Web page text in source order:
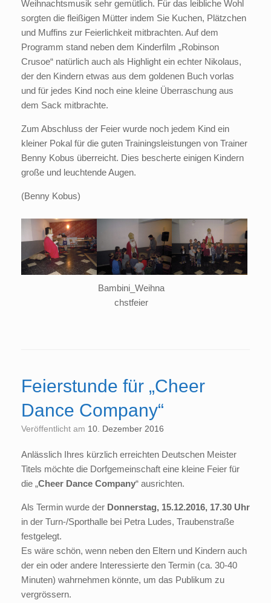
Weihnachtsmusik sehr gemütlich. Für das leibliche Wohl
sorgten die fleißigen Mütter indem Sie Kuchen, Plätzchen
und Muffins zur Feierlichkeit mitbrachten. Auf dem
Programm stand neben dem Kinderfilm „Robinson
Crusoe“ natürlich auch als Highlight ein echter Nikolaus,
der den Kindern etwas aus dem goldenen Buch vorlas
und für jedes Kind noch eine kleine Überraschung aus
dem Sack mitbrachte.
Zum Abschluss der Feier wurde noch jedem Kind ein
kleiner Pokal für die guten Trainingsleistungen von Trainer
Benny Kobus überreicht. Dies bescherte einigen Kindern
große und leuchtende Augen.
(Benny Kobus)
Bambini_Weihna
chstfeier
Feierstunde für „Cheer
Dance Company“
Veröffentlicht am 10. Dezember 2016
Anlässlich Ihres kürzlich erreichten Deutschen Meister
Titels möchte die Dorfgemeinschaft eine kleine Feier für
die „Cheer Dance Company“ ausrichten.
Als Termin wurde der Donnerstag, 15.12.2016, 17.30 Uhr
in der Turn-/Sporthalle bei Petra Ludes, Traubenstraße
festgelegt.
Es wäre schön, wenn neben den Eltern und Kindern auch
der ein oder andere Interessierte den Termin (ca. 30-40
Minuten) wahrnehmen könnte, um das Publikum zu
vergrössern.